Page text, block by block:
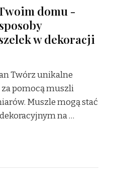
domu -
w dekoracji
Twórz unikalne
pomocą muszli
Muszle mogą stać
na …